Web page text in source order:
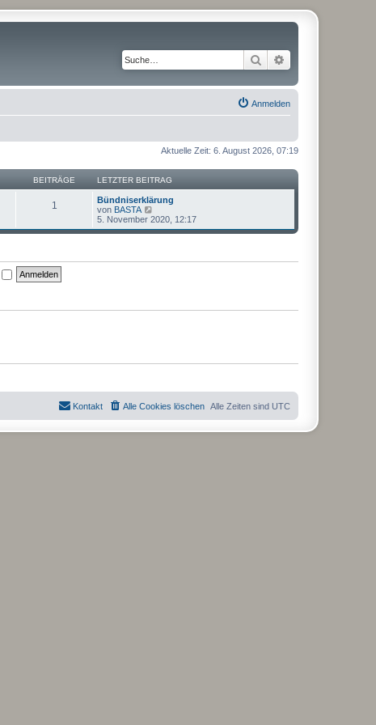
Suche
Anmelden
Aktuelle Zeit: 6. August 2026, 07:19
BEITRÄGE LETZTER BEITRAG
1
Bündniserklärung
von BASTA
e
u
5. November 2020, 12:17
Alle Zeiten sind UTC
Alle Cookies löschen
Kontakt